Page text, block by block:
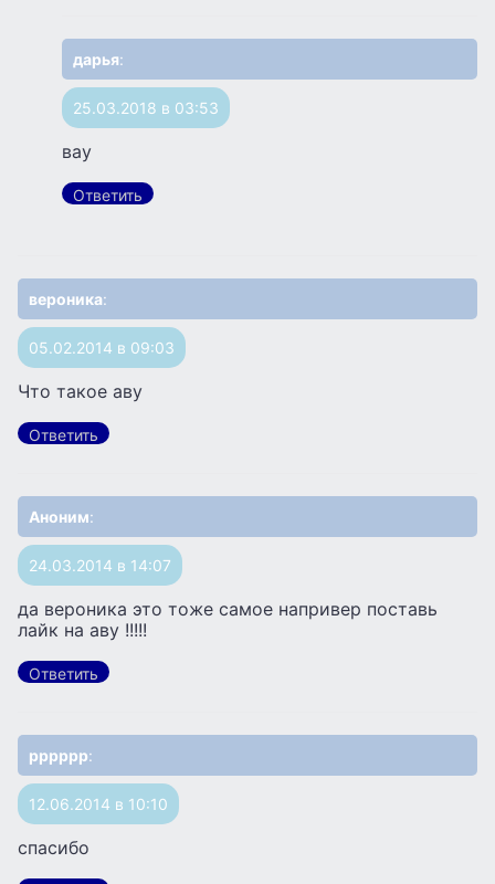
дарья:
25.03.2018 в 03:53
вау
Ответить
вероника:
05.02.2014 в 09:03
Что такое аву
Ответить
Аноним:
24.03.2014 в 14:07
да вероника это тоже самое напривер поставь
лайк на аву !!!!!
Ответить
рррррр:
12.06.2014 в 10:10
спасибо